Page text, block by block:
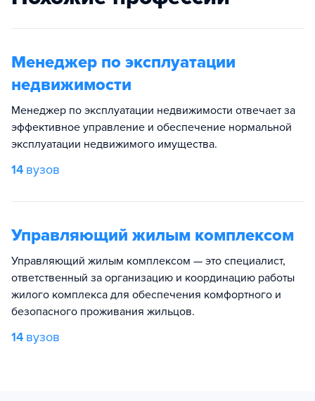
Менеджер по эксплуатации
недвижимости
Менеджер по эксплуатации недвижимости отвечает за
эффективное управление и обеспечение нормальной
эксплуатации недвижимого имущества.
14 вузов
Управляющий жилым комплексом
Управляющий жилым комплексом — это специалист,
ответственный за организацию и координацию работы
жилого комплекса для обеспечения комфортного и
безопасного проживания жильцов.
14 вузов